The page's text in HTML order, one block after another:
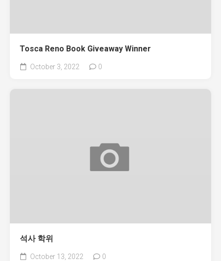
Tosca Reno Book Giveaway Winner
October 3, 2022 0
석사 학위
October 13, 2022 0